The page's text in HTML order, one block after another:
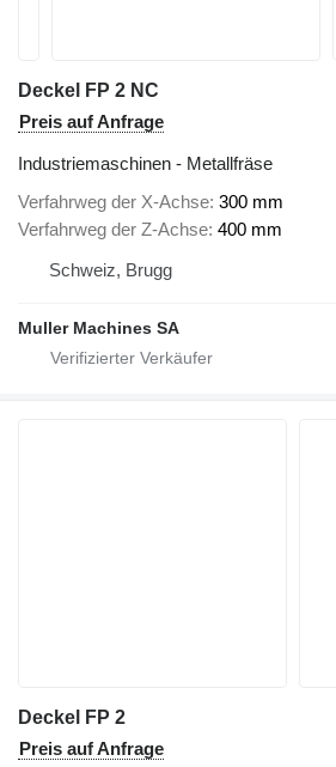
Deckel FP 2 NC
Preis auf Anfrage
Industriemaschinen - Metallfräse
Verfahrweg der X-Achse 300 mm
Verfahrweg der Z-Achse 400 mm
Schweiz, Brugg
Muller Machines SA
Deckel FP 2
Preis auf Anfrage